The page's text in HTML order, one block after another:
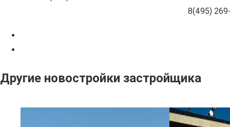
8(495)
Другие новостройки застройщика